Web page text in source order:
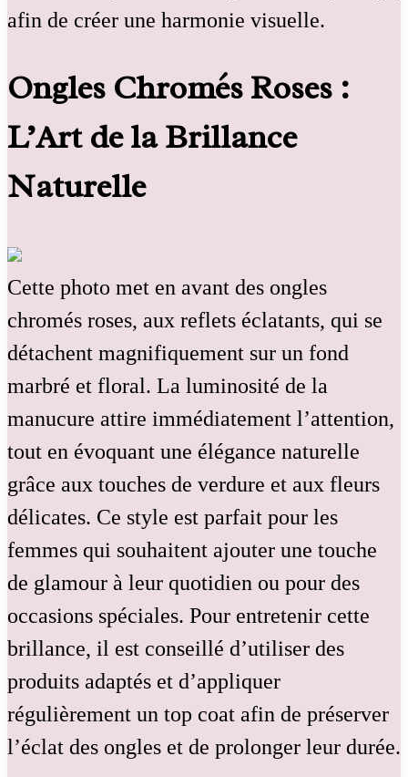
afin de créer une harmonie visuelle.
Ongles Chromés Roses :
L’Art de la Brillance
Naturelle
Cette photo met en avant des ongles
chromés roses, aux reflets éclatants, qui se
détachent magnifiquement sur un fond
marbré et floral. La luminosité de la
manucure attire immédiatement l’attention,
tout en évoquant une élégance naturelle
grâce aux touches de verdure et aux fleurs
délicates. Ce style est parfait pour les
femmes qui souhaitent ajouter une touche
de glamour à leur quotidien ou pour des
occasions spéciales. Pour entretenir cette
brillance, il est conseillé d’utiliser des
produits adaptés et d’appliquer
régulièrement un top coat afin de préserver
l’éclat des ongles et de prolonger leur durée.